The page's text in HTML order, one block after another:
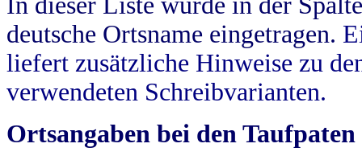
deutsche Ortsname eingetragen.
liefert zusätzliche Hinweise zu
verwendeten Schreibvarianten.
Ortsangaben bei den Taufpaten